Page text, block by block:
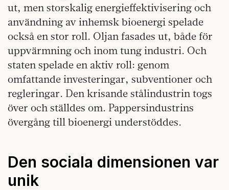
ut, men storskalig energieffektivisering och
användning av inhemsk bioenergi spelade
också en stor roll. Oljan fasades ut, både för
uppvärmning och inom tung industri. Och
staten spelade en aktiv roll: genom
omfattande investeringar, subventioner och
regleringar. Den krisande stålindustrin togs
över och ställdes om. Pappersindustrins
övergång till bioenergi understöddes.
Den sociala dimensionen var
unik